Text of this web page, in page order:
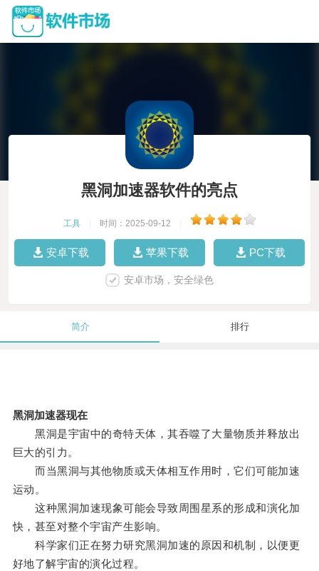
黑洞加速器软件的亮点
工具 时间：2025-09-12
安卓下载 苹果下载 PC下载
安卓市场，安全绿色
简介 排行
黑洞加速器现在
黑洞是宇宙中的奇特天体，其吞噬了大量物质并释放出
巨大的引力。
而当黑洞与其他物质或天体相互作用时，它们可能加速
运动。
这种黑洞加速现象可能会导致周围星系的形成和演化加
快，甚至对整个宇宙产生影响。
科学家们正在努力研究黑洞加速的原因和机制，以便更
好地了解宇宙的演化过程。